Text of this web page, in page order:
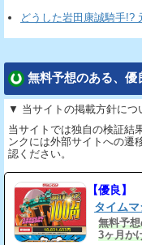
どうした岩田康誠騎手!?
無料予想のある、優
▼ 当サイトの掲載方針につ
当サイトでは独自の検証結
ンクには外部サイトへの遷
認ください。
【優良】
タイム
無料予
3ヶ月か